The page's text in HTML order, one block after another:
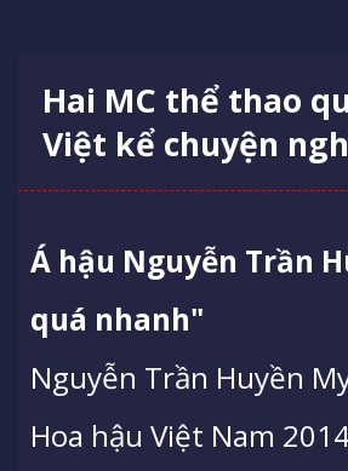
Hai MC thể thao
Việt kể chuyện
Á hậu Nguyễn Trần
quá nhanh"
Nguyễn Trần Huyền
Hoa hậu Việt Nam